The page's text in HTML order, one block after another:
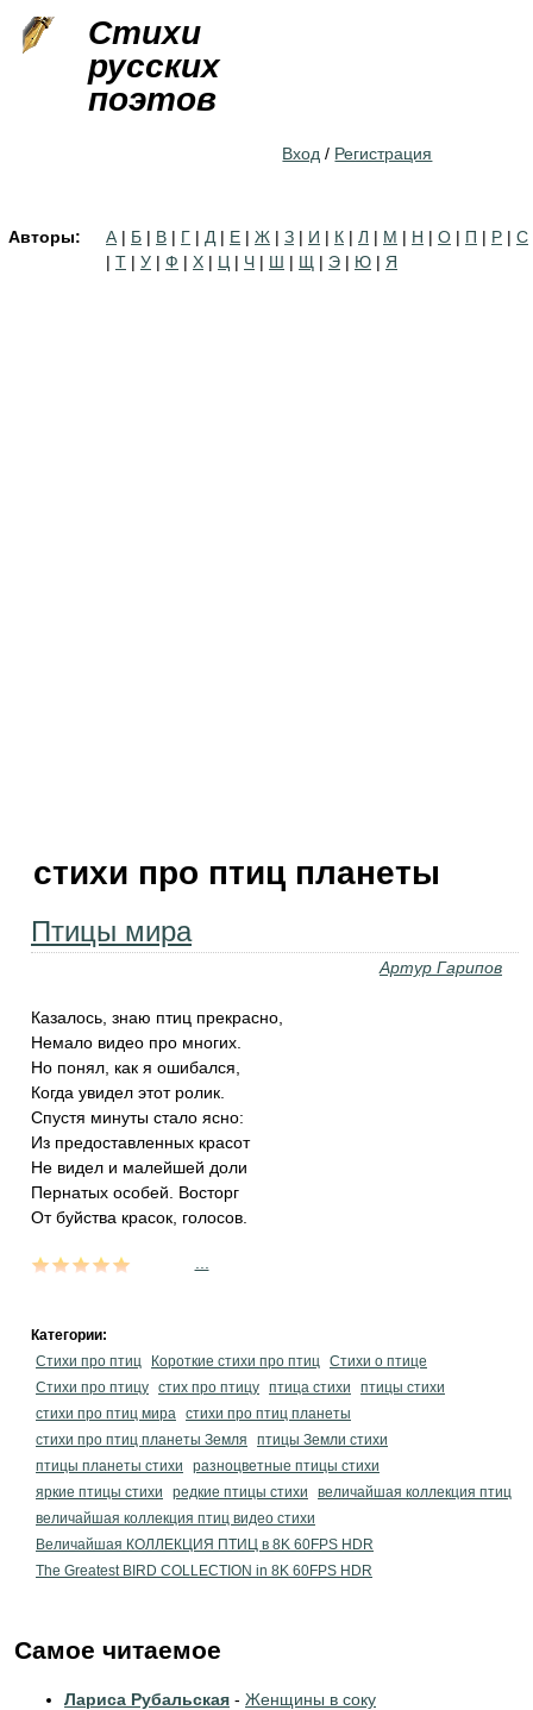
Стихи
русских
поэтов
Вход / Регистрация
Авторы: А | Б | В | Г | Д | Е | Ж | З | И | К | Л | М | Н | О | П | Р | С
| Т | У | Ф | Х | Ц | Ч | Ш | Щ | Э | Ю | Я
стихи про птиц планеты
Птицы мира
Артур Гарипов
Казалось, знаю птиц прекрасно,
Немало видео про многих.
Но понял, как я ошибался,
Когда увидел этот ролик.
Спустя минуты стало ясно:
Из предоставленных красот
Не видел и малейшей доли
Пернатых особей. Восторг
От буйства красок, голосов.
Категории:
Стихи про птиц
Короткие стихи про птиц Стихи о птице
Стихи про птицу стих про птицу птица стихи
птицы стихи
стихи про птиц мира стихи про птиц планеты
стихи про птиц планеты Земля
птицы Земли стихи
птицы планеты стихи
разноцветные птицы стихи
яркие птицы стихи
редкие птицы стихи
величайшая коллекция птиц
величайшая коллекция птиц видео стихи
Величайшая КОЛЛЕКЦИЯ ПТИЦ в 8K 60FPS HDR
The Greatest BIRD COLLECTION in 8K 60FPS HDR
Самое читаемое
Лариса Рубальская - Женщины в соку